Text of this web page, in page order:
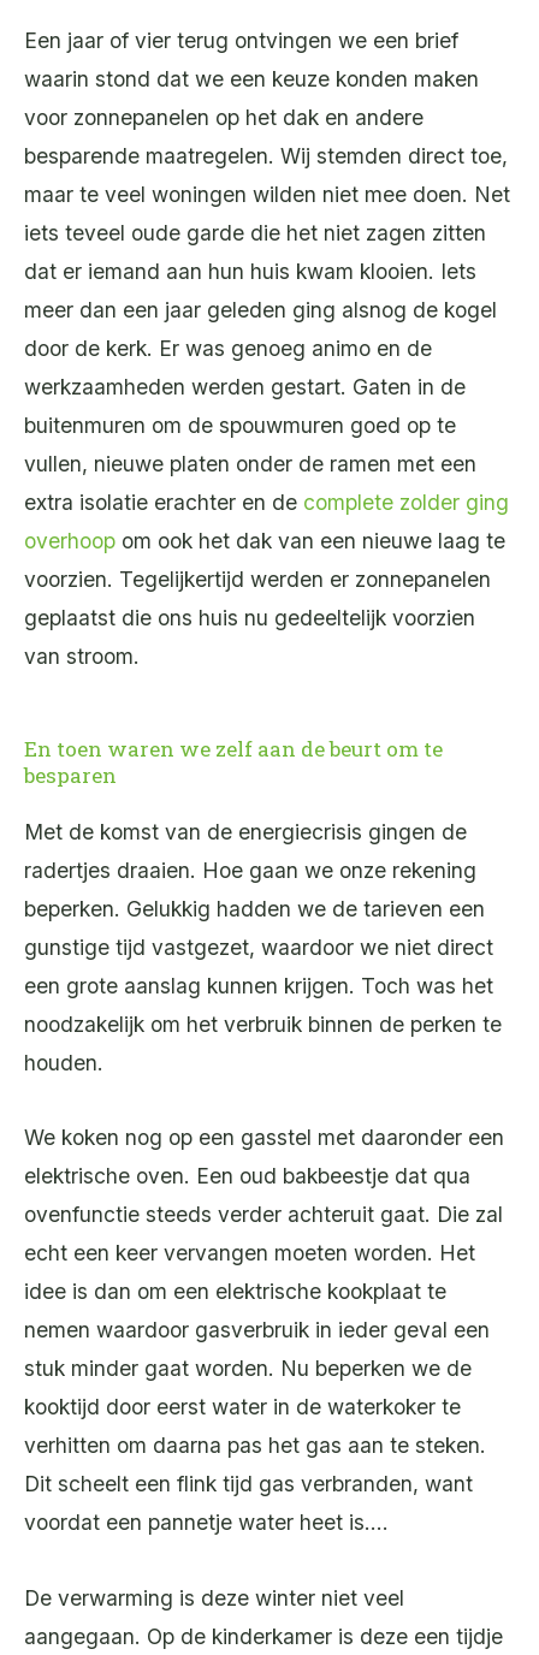
Een jaar of vier terug ontvingen we een brief
waarin stond dat we een keuze konden maken
voor zonnepanelen op het dak en andere
besparende maatregelen. Wij stemden direct toe,
maar te veel woningen wilden niet mee doen. Net
iets teveel oude garde die het niet zagen zitten
dat er iemand aan hun huis kwam klooien. Iets
meer dan een jaar geleden ging alsnog de kogel
door de kerk. Er was genoeg animo en de
werkzaamheden werden gestart. Gaten in de
buitenmuren om de spouwmuren goed op te
vullen, nieuwe platen onder de ramen met een
extra isolatie erachter en de complete zolder ging
overhoop om ook het dak van een nieuwe laag te
voorzien. Tegelijkertijd werden er zonnepanelen
geplaatst die ons huis nu gedeeltelijk voorzien
van stroom.
En toen waren we zelf aan de beurt om te
besparen
Met de komst van de energiecrisis gingen de
radertjes draaien. Hoe gaan we onze rekening
beperken. Gelukkig hadden we de tarieven een
gunstige tijd vastgezet, waardoor we niet direct
een grote aanslag kunnen krijgen. Toch was het
noodzakelijk om het verbruik binnen de perken te
houden.
We koken nog op een gasstel met daaronder een
elektrische oven. Een oud bakbeestje dat qua
ovenfunctie steeds verder achteruit gaat. Die zal
echt een keer vervangen moeten worden. Het
idee is dan om een elektrische kookplaat te
nemen waardoor gasverbruik in ieder geval een
stuk minder gaat worden. Nu beperken we de
kooktijd door eerst water in de waterkoker te
verhitten om daarna pas het gas aan te steken.
Dit scheelt een flink tijd gas verbranden, want
voordat een pannetje water heet is….
De verwarming is deze winter niet veel
aangegaan. Op de kinderkamer is deze een tijdje